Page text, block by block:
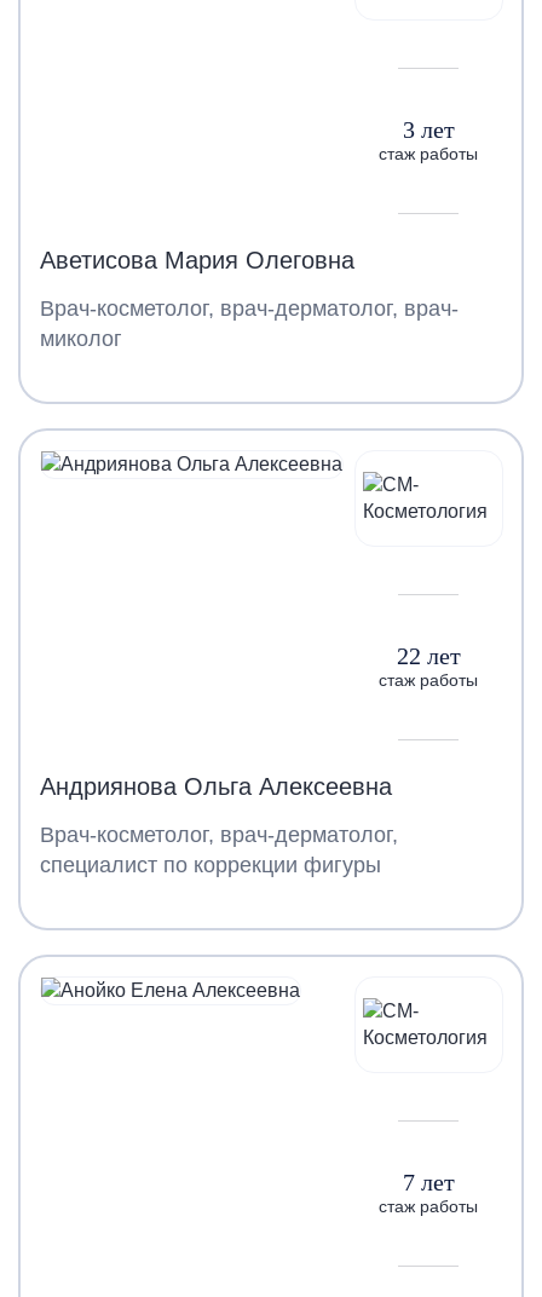
3 лет
стаж работы
Аветисова Мария Олеговна
Врач-косметолог, врач-дерматолог, врач-
миколог
22 лет
стаж работы
Андриянова Ольга Алексеевна
Врач-косметолог, врач-дерматолог,
специалист по коррекции фигуры
7 лет
стаж работы